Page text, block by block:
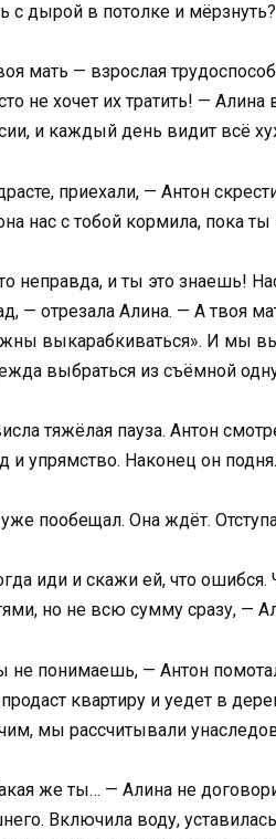
с дырой в потолке и мёрзнуть?
мать — взрослая
не хочет их тратить! —
и каждый день видит всё
приехали, — Антон
нас с тобой кормила, пока
неправда, и ты это знаешь!
— отрезала Алина. — А твоя
выкарабкиваться». И мы
выбраться из съёмной
тяжёлая пауза. Антон
и упрямство. Наконец он
пообещал. Она ждёт.
иди и скажи ей, что
но не всю сумму сразу, —
не понимаешь, — Антон
квартиру и уедет в
мы рассчитывали
же ты… — Алина не
Включила воду,